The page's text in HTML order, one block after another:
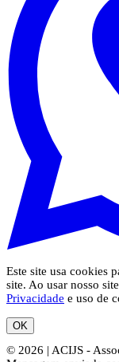
Este site usa cookies
site. Ao usar nosso
Privacidade e uso de
OK
© 2026 | ACIJS -